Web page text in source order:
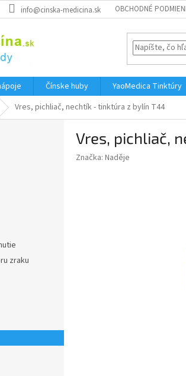
info@cinska-medicina.sk OBCHODNÉ
Čínske huby YaoMedica Tinktúry
Vres, pichliač, nechtík - tinktúra z bylín T44
zraku
Vres, pichliač,
Značka: Naděje